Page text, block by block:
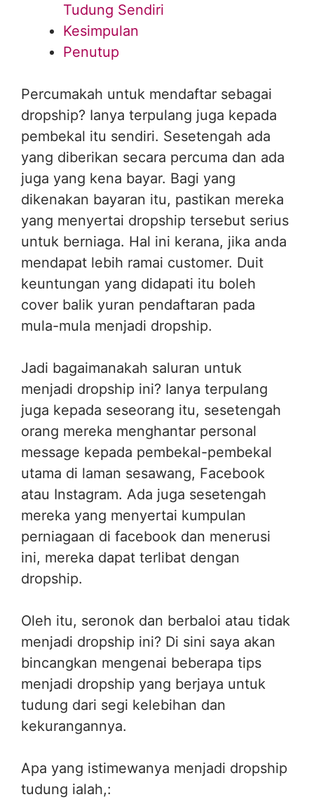
Tudung Sendiri
Kesimpulan
Penutup
Percumakah untuk mendaftar sebagai
dropship? Ianya terpulang juga kepada
pembekal itu sendiri. Sesetengah ada
yang diberikan secara percuma dan ada
juga yang kena bayar. Bagi yang
dikenakan bayaran itu, pastikan mereka
yang menyertai dropship tersebut serius
untuk berniaga. Hal ini kerana, jika anda
mendapat lebih ramai customer. Duit
keuntungan yang didapati itu boleh
cover balik yuran pendaftaran pada
mula-mula menjadi dropship.
Jadi bagaimanakah saluran untuk
menjadi dropship ini? Ianya terpulang
juga kepada seseorang itu, sesetengah
orang mereka menghantar personal
message kepada pembekal-pembekal
utama di laman sesawang, Facebook
atau Instagram. Ada juga sesetengah
mereka yang menyertai kumpulan
perniagaan di facebook dan menerusi
ini, mereka dapat terlibat dengan
dropship.
Oleh itu, seronok dan berbaloi atau tidak
menjadi dropship ini? Di sini saya akan
bincangkan mengenai beberapa tips
menjadi dropship yang berjaya untuk
tudung dari segi kelebihan dan
kekurangannya.
Apa yang istimewanya menjadi dropship
tudung ialah,: